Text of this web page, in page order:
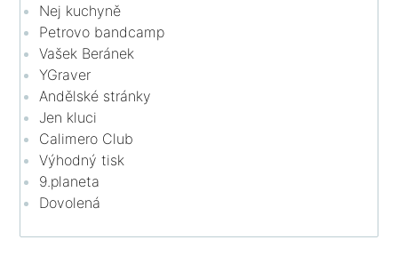
Nej kuchyně
Petrovo bandcamp
Vašek Beránek
YGraver
Andělské stránky
Jen kluci
Calimero Club
Výhodný tisk
9.planeta
Dovolená